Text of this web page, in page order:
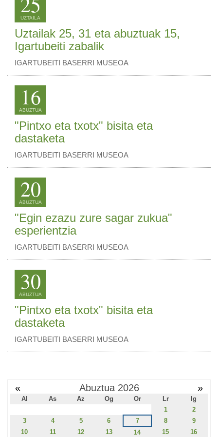
UZTAILA
Uztailak 25, 31 eta abuztuak 15,
Igartubeiti zabalik
IGARTUBEITI BASERRI MUSEOA
16
ABUZTUA
"Pintxo eta txotx" bisita eta
dastaketa
IGARTUBEITI BASERRI MUSEOA
20
ABUZTUA
"Egin ezazu zure sagar zukua"
esperientzia
IGARTUBEITI BASERRI MUSEOA
30
ABUZTUA
"Pintxo eta txotx" bisita eta
dastaketa
IGARTUBEITI BASERRI MUSEOA
« Abuztua 2026 »
Al As Az Og Or Lr
Ig
1
2
3
4 5 6 7 8
9
10
11 12 13 14 15 16